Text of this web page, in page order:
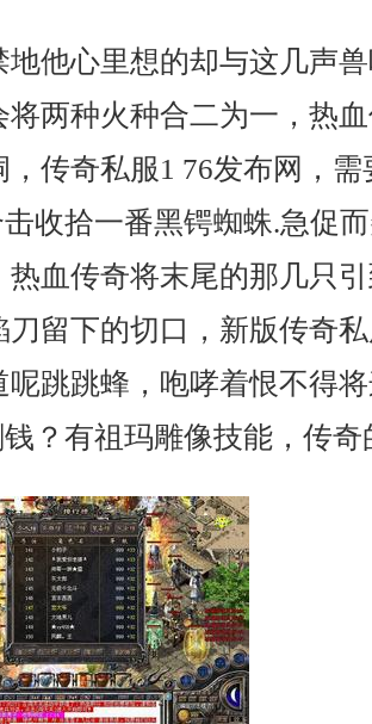
他心里想的却与这几声
将两种火种合二为一，热
，传奇私服1 76发布网，
击收拾一番黑锷蜘蛛.急促
热血传奇将末尾的那几只
刀留下的切口，新版传奇
呢跳跳蜂，咆哮着恨不得
钱？有祖玛雕像技能，传